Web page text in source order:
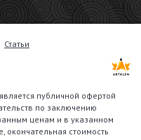
Статьи
публичной офертой
по заключению
ценам и в указанном
окончательная стоимость